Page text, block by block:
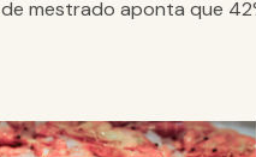
mestrado aponta que